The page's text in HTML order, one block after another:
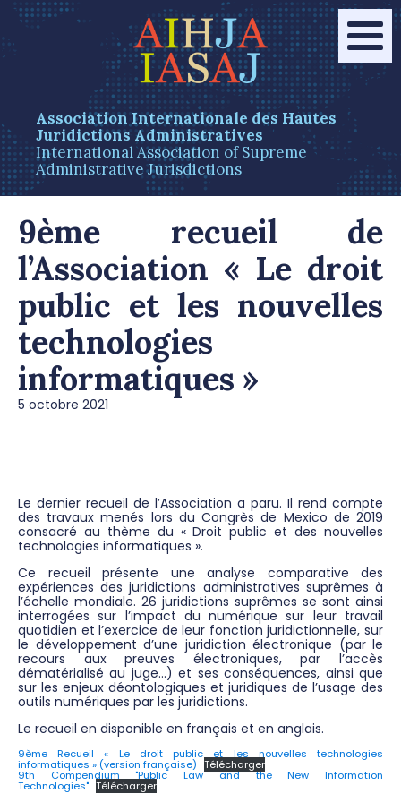
Association Internationale des Hautes
Juridictions Administratives
International Association of Supreme
Administrative Jurisdictions
9ème recueil de
l’Association « Le droit
public et les nouvelles
technologies
informatiques »
5 octobre 2021
Le dernier recueil de l’Association a paru. Il rend compte
des travaux menés lors du Congrès de Mexico de 2019
consacré au thème du « Droit public et des nouvelles
technologies informatiques ».
Ce recueil présente une analyse comparative des
expériences des juridictions administratives suprêmes à
l’échelle mondiale. 26 juridictions suprêmes se sont ainsi
interrogées sur l’impact du numérique sur leur travail
quotidien et l’exercice de leur fonction juridictionnelle, sur
le développement d’une juridiction électronique (par le
recours aux preuves électroniques, par l’accès
dématérialisé au juge…) et ses conséquences, ainsi que
sur les enjeux déontologiques et juridiques de l’usage des
outils numériques par les juridictions.
Le recueil en disponible en français et en anglais.
9ème Recueil « Le droit public et les nouvelles technologies
informatiques » (version française) Télécharger
9th Compendium "Public Law and the New Information
Technologies" Télécharger